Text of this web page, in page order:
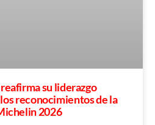
su liderazgo
reconocimientos de la
2026